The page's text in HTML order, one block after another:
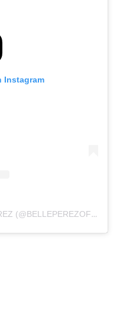
Instagram
A POST SHARED BY BELLE PEREZ (@BELLEPEREZOFFICIAL)